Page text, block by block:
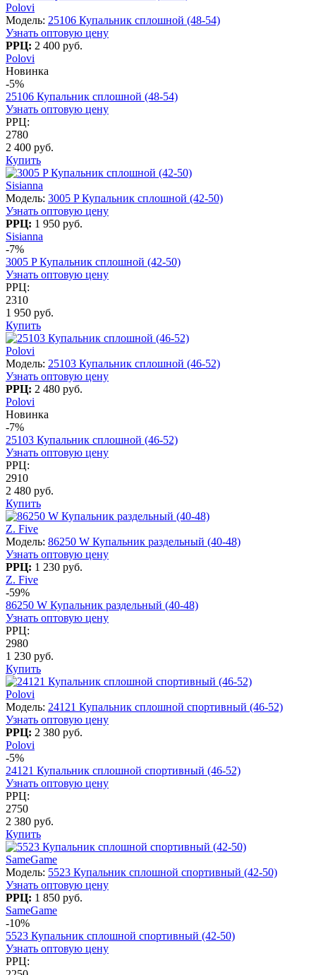
Polovi
Модель: 25106 Купальник сплошной (48-54)
Узнать оптовую цену
РРЦ: 2 400 руб.
Polovi
Новинка
-5%
25106 Купальник сплошной (48-54)
Узнать оптовую цену
РРЦ:
2780
2 400 руб.
Купить
Sisianna
Модель: 3005 P Купальник сплошной (42-50)
Узнать оптовую цену
РРЦ: 1 950 руб.
Sisianna
-7%
3005 P Купальник сплошной (42-50)
Узнать оптовую цену
РРЦ:
2310
1 950 руб.
Купить
Polovi
Модель: 25103 Купальник сплошной (46-52)
Узнать оптовую цену
РРЦ: 2 480 руб.
Polovi
Новинка
-7%
25103 Купальник сплошной (46-52)
Узнать оптовую цену
РРЦ:
2910
2 480 руб.
Купить
Z. Five
Модель: 86250 W Купальник раздельный (40-48)
Узнать оптовую цену
РРЦ: 1 230 руб.
Z. Five
-59%
86250 W Купальник раздельный (40-48)
Узнать оптовую цену
РРЦ:
2980
1 230 руб.
Купить
Polovi
Модель: 24121 Купальник сплошной спортивный (46-52)
Узнать оптовую цену
РРЦ: 2 380 руб.
Polovi
-5%
24121 Купальник сплошной спортивный (46-52)
Узнать оптовую цену
РРЦ:
2750
2 380 руб.
Купить
SameGame
Модель: 5523 Купальник сплошной спортивный (42-50)
Узнать оптовую цену
РРЦ: 1 850 руб.
SameGame
-10%
5523 Купальник сплошной спортивный (42-50)
Узнать оптовую цену
РРЦ: